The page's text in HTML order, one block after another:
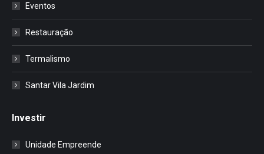
Eventos
Restauração
Termalismo
Santar Vila Jardim
Investir
Unidade Empreende